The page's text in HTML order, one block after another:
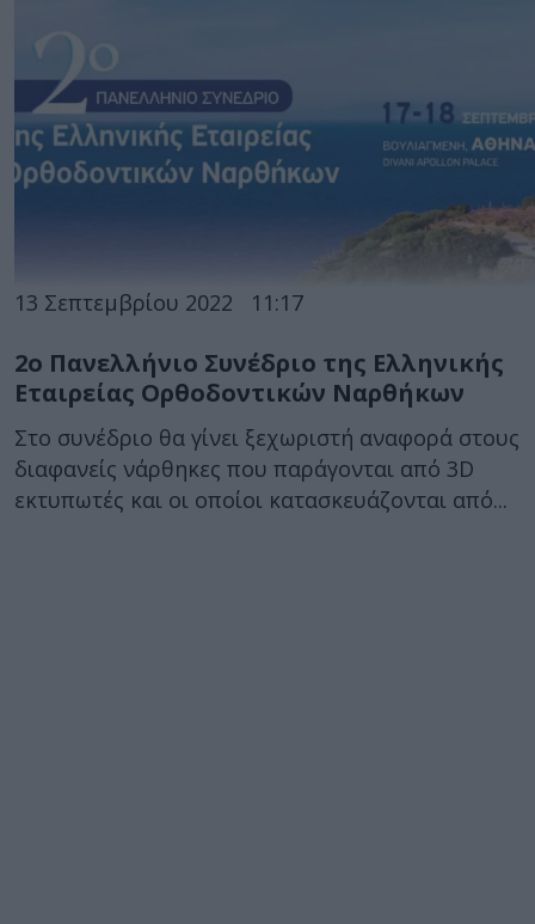
13 Σεπτεμβρίου 2022 11:17
2ο Πανελλήνιο Συνέδριο της Ελληνικής
Εταιρείας Ορθοδοντικών Ναρθήκων
Στο συνέδριο θα γίνει ξεχωριστή αναφορά στους
διαφανείς νάρθηκες που παράγονται από 3D
εκτυπωτές και οι οποίοι κατασκευάζονται από...